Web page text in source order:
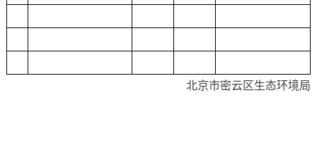
北京市密云区生态环境局